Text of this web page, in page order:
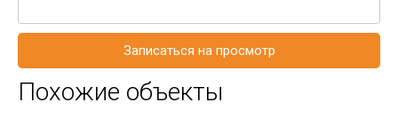
Записаться на просмотр
Похожие объекты